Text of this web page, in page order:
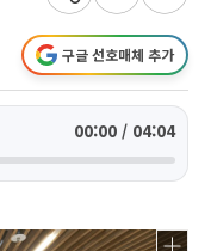
구글 선호매체 추가
00:00 / 04:04